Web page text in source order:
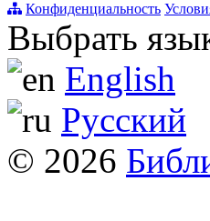
Конфиденциальность
Выбрать
English
Русский
© 2026